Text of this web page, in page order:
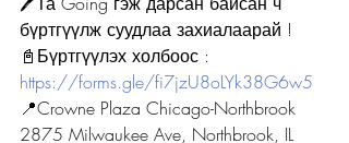
бүртгүүлж суудлаа захиалаарай !
📓Бүртгүүлэх холбоос :
https://forms.gle/fi7jzU8oLYk38G6w5
📍Crowne Plaza Chicago-Northbrook
2875 Milwaukee Ave, Northbrook, IL